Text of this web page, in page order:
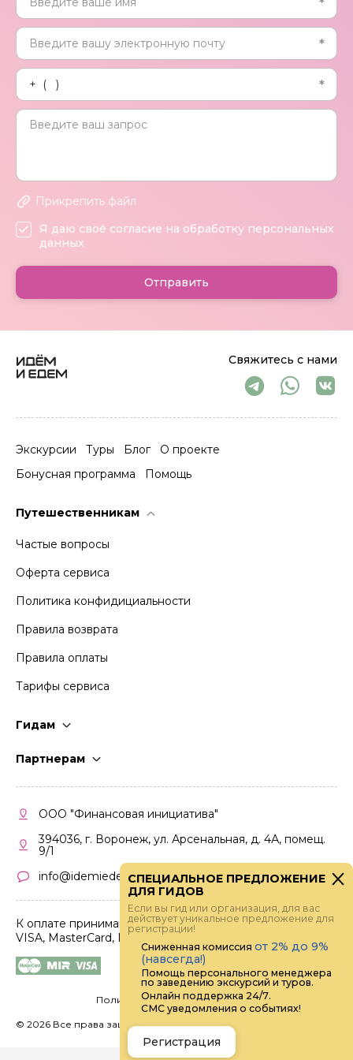
Свяжитесь с нами
Экскурсии Туры Блог
О проекте
Бонусная программа
Помощь
Путешественникам
Частые вопросы
Оферта сервиса
Политика конфидициальности
Правила возврата
Правила оплаты
Тарифы сервиса
Гидам
Партнерам
Кабинет партнера
Правила участия
ООО "Финансовая инициатива"
394036, г. Воронеж, ул. Арсенальная, д. 4А, помещ.
9/1
info@idemiedem.ru
К оплате принимаются карты
VISA, MasterCard, МИР
Политика конфиденциальности
© 2026 Все права защищены.
Прикрепить файл
Я даю своё согласие на обработку персональных
данных
Отправить
СПЕЦИАЛЬНОЕ ПРЕДЛОЖЕНИЕ
ДЛЯ ГИДОВ
Если вы гид или организация, для вас
действует уникальное предложение для
регистрации!
Сниженная комиссия от 2% до 9%
(навсегда!)
Помощь персонального менеджера
по заведению экскурсий и туров.
Онлайн поддержка 24/7.
СМС уведомления о событиях!
Регистрация